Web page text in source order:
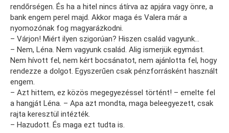
rendőrségen. És ha a hitel nincs átírva az apjára vagy önre, a
bank engem perel majd. Akkor maga és Valera már a
nyomozónak fog magyarázkodni.
– Várjon! Miért ilyen szigorúan? Hiszen család vagyunk…
– Nem, Léna. Nem vagyunk család. Alig ismerjük egymást.
Nem hívott fel, nem kért bocsánatot, nem ajánlotta fel, hogy
rendezze a dolgot. Egyszerűen csak pénzforrásként használt
engem.
– Azt hittem, ez közös megegyezéssel történt! – emelte fel
a hangját Léna. – Apa azt mondta, maga beleegyezett, csak
rajta keresztül intézték.
– Hazudott. És maga ezt tudta is.